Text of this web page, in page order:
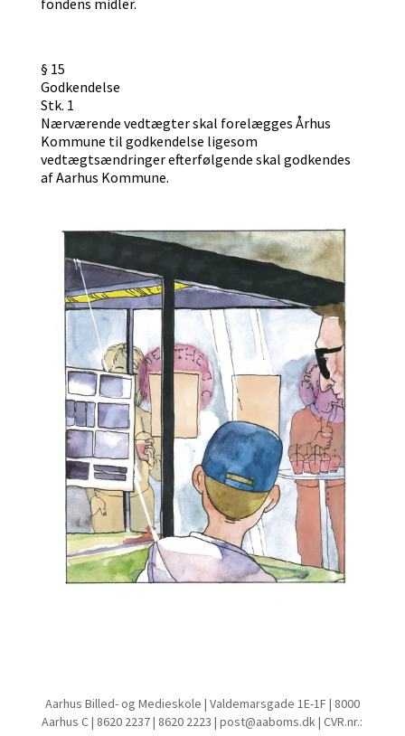
fondens midler.
§ 15
Godkendelse
Stk. 1
Nærværende vedtægter skal forelægges Århus
Kommune til godkendelse ligesom
vedtægtsændringer efterfølgende skal godkendes
af Aarhus Kommune.
Aarhus Billed- og Medieskole | Valdemarsgade 1E-1F | 8000
Aarhus C | 8620 2237 | 8620 2223 | post@aaboms.dk | CVR.nr.: